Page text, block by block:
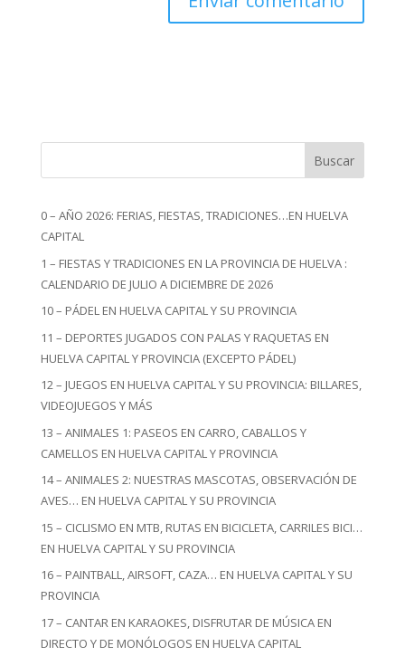
Buscar
0 – AÑO 2026: FERIAS, FIESTAS, TRADICIONES…EN HUELVA
CAPITAL
1 – FIESTAS Y TRADICIONES EN LA PROVINCIA DE HUELVA :
CALENDARIO DE JULIO A DICIEMBRE DE 2026
10 – PÁDEL EN HUELVA CAPITAL Y SU PROVINCIA
11 – DEPORTES JUGADOS CON PALAS Y RAQUETAS EN
HUELVA CAPITAL Y PROVINCIA (EXCEPTO PÁDEL)
12 – JUEGOS EN HUELVA CAPITAL Y SU PROVINCIA: BILLARES,
VIDEOJUEGOS Y MÁS
13 – ANIMALES 1: PASEOS EN CARRO, CABALLOS Y
CAMELLOS EN HUELVA CAPITAL Y PROVINCIA
14 – ANIMALES 2: NUESTRAS MASCOTAS, OBSERVACIÓN DE
AVES… EN HUELVA CAPITAL Y SU PROVINCIA
15 – CICLISMO EN MTB, RUTAS EN BICICLETA, CARRILES BICI…
EN HUELVA CAPITAL Y SU PROVINCIA
16 – PAINTBALL, AIRSOFT, CAZA… EN HUELVA CAPITAL Y SU
PROVINCIA
17 – CANTAR EN KARAOKES, DISFRUTAR DE MÚSICA EN
DIRECTO Y DE MONÓLOGOS EN HUELVA CAPITAL